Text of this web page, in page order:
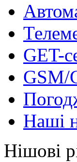
GET-
GSM/
Наші
Нішові